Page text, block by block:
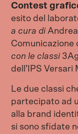
Contest
esito del
a cura di
Comunicazione
con le classi
dell’IPS Versari
Le due classi
partecipato ad
alla brand
si sono sfidate